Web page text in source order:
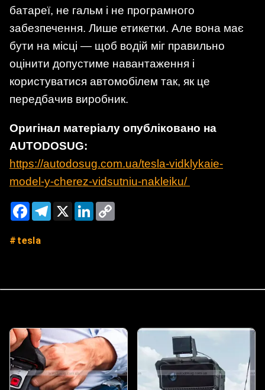
батареї, не гальм і не програмного
забезпечення. Лише етикетки. Але вона має
бути на місці — щоб водій міг правильно
оцінити допустиме навантаження і
користуватися автомобілем так, як це
передбачив виробник.
Оригінал матеріалу опубліковано на
AUTODOSUG:
https://autodosug.com.ua/tesla-vidklykaie-
model-y-cherez-vidsutniu-nakleiku/
FacebookTelegram
X LinkedIn
tesla